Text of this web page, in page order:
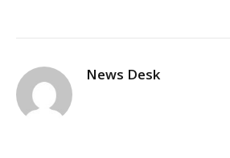
News Desk